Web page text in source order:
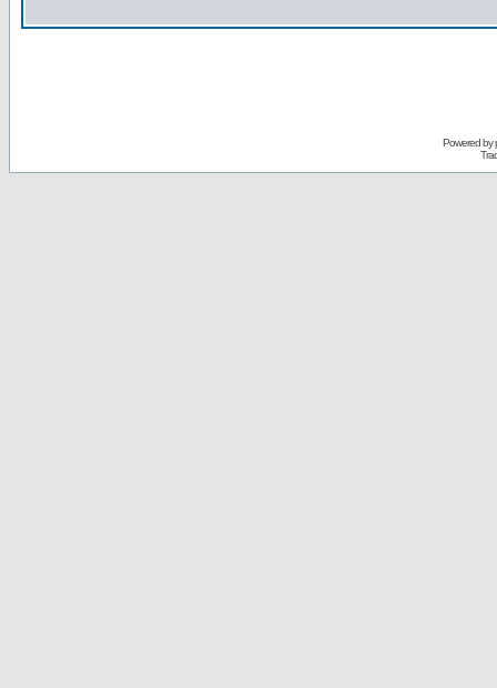
Powered by